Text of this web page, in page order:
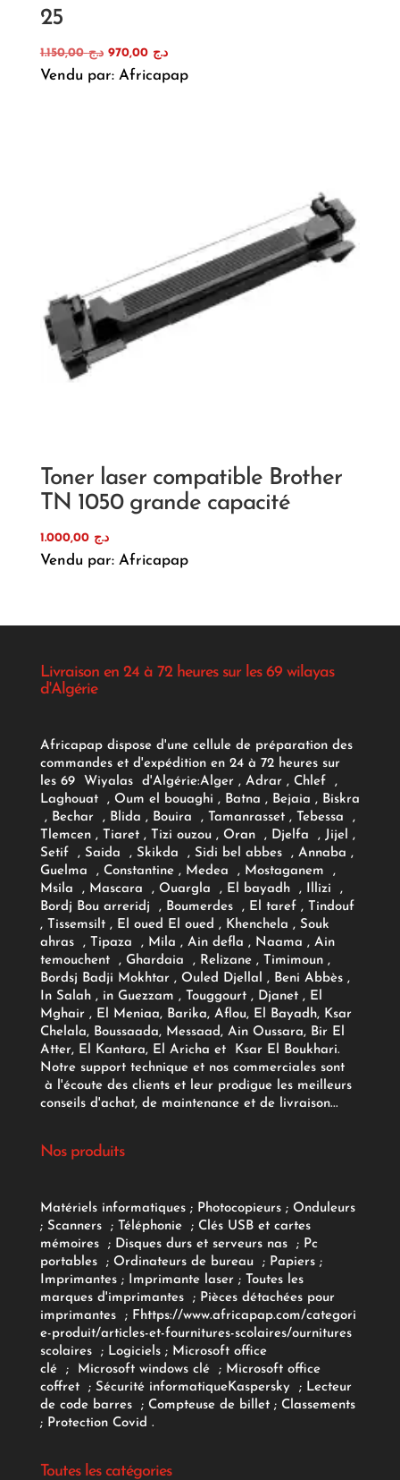
25
د.ج1.150,00
Le
prix
د.ج 970,00
Le
prix
Vendu par: Africapap
Toner laser compatible Brother
TN 1050 grande capacité
د.ج 1.000,00
Vendu par: Africapap
Livraison en 24 à 72 heures sur les 69 wilayas
d'Algérie
Africapap dispose d'une cellule de préparation des
commandes et d'expédition en 24 à 72 heures sur
les 69 Wiyalas d'Algérie:Alger , Adrar, Chlef ,
Laghouat , Oum el bouaghi , Batna , Bejaia , Biskra
, Bechar , Blida , Bouira , Tamanrasset , Tebessa ,
Tlemcen , Tiaret , Tizi ouzou , Oran , Djelfa , Jijel ,
Setif , Saida , Skikda , Sidi bel abbes , Annaba ,
Guelma , Constantine , Medea , Mostaganem ,
Msila , Mascara , Ouargla , El bayadh , Illizi ,
Bordj Bou arreridj , Boumerdes , El taref , Tindouf
, Tissemsilt , El oued El oued , Khenchela , Souk
ahras , Tipaza , Mila , Ain defla , Naama , Ain
temouchent , Ghardaia , Relizane , Timimoun ,
Bordsj Badji Mokhtar , Ouled Djellal , Beni Abbès ,
In Salah , in Guezzam , Touggourt , Djanet , El
Mghair , El Meniaa, Barika, Aflou, El Bayadh, Ksar
Chelala, Boussaada, Messaad, Ain Oussara, Bir El
Atter, El Kantara, El Aricha et Ksar El Boukhari.
Notre support technique et nos commerciales sont
à l'écoute des clients et leur prodigue les meilleurs
conseils d'achat, de maintenance et de livraison...
Nos produits
Matériels informatiques; Photocopieurs; Onduleurs
; Scanners ; Téléphonie ; Clés USB et cartes
mémoires
; Disques durs et serveurs nas ; Pc
portables
; Ordinateurs de bureau ; Papiers;
Imprimantes;Imprimante laser; Toutes les
marques d'imprimantes
; Pièces détachées pour
imprimantes
; Fhttps://www.africapap.com/categori
e-produit/articles-et-fournitures-scolaires/ournitures
scolaires; Logiciels ; Microsoft office
clé
; Microsoft windows clé; Microsoft office
coffret ; Sécurité informatiqueKaspersky ; Lecteur
de code barres
; Compteuse de billet; Classements
; Protection Covid .
Toutes les catégories